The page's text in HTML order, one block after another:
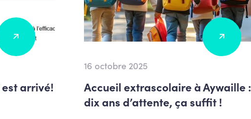
arrivé!
16 octobre 2025
Accueil extrascolaire à Aywaille :
dix ans d’attente, ça suffit !